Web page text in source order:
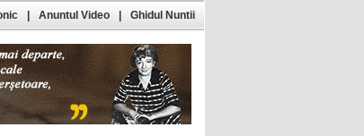
Anuntul Video Ghidul Nuntii